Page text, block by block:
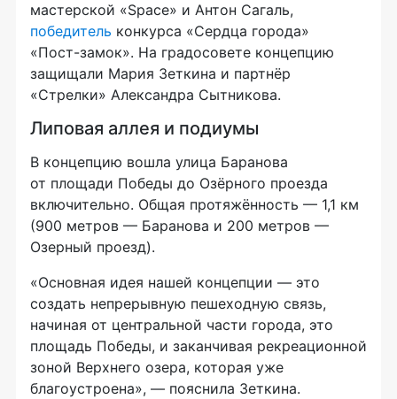
мастерской «Space» и Антон Сагаль,
победитель конкурса «Сердца города»
«Пост-замок». На градосовете концепцию
защищали Мария Зеткина и партнёр
«Стрелки» Александра Сытникова.
Липовая аллея и подиумы
В концепцию вошла улица Баранова
от площади Победы до Озёрного проезда
включительно. Общая протяжённость — 1,1 км
(900 метров — Баранова и 200 метров —
Озерный проезд).
«Основная идея нашей концепции — это
создать непрерывную пешеходную связь,
начиная от центральной части города, это
площадь Победы, и заканчивая рекреационной
зоной Верхнего озера, которая уже
благоустроена», — пояснила Зеткина.